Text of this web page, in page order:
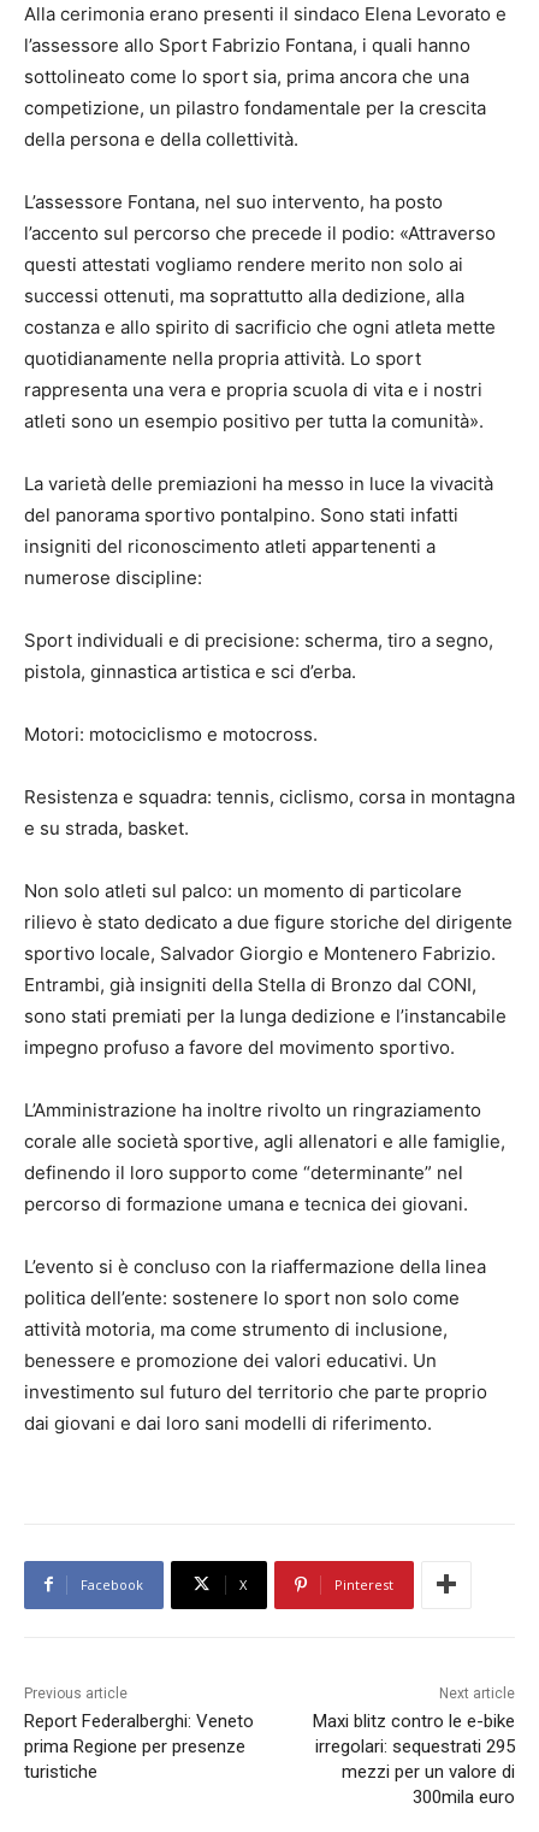
Alla cerimonia erano presenti il sindaco Elena Levorato e
l’assessore allo Sport Fabrizio Fontana, i quali hanno
sottolineato come lo sport sia, prima ancora che una
competizione, un pilastro fondamentale per la crescita
della persona e della collettività.
L’assessore Fontana, nel suo intervento, ha posto
l’accento sul percorso che precede il podio: «Attraverso
questi attestati vogliamo rendere merito non solo ai
successi ottenuti, ma soprattutto alla dedizione, alla
costanza e allo spirito di sacrificio che ogni atleta mette
quotidianamente nella propria attività. Lo sport
rappresenta una vera e propria scuola di vita e i nostri
atleti sono un esempio positivo per tutta la comunità».
La varietà delle premiazioni ha messo in luce la vivacità
del panorama sportivo pontalpino. Sono stati infatti
insigniti del riconoscimento atleti appartenenti a
numerose discipline:
Sport individuali e di precisione: scherma, tiro a segno,
pistola, ginnastica artistica e sci d’erba.
Motori: motociclismo e motocross.
Resistenza e squadra: tennis, ciclismo, corsa in montagna
e su strada, basket.
Non solo atleti sul palco: un momento di particolare
rilievo è stato dedicato a due figure storiche del dirigente
sportivo locale, Salvador Giorgio e Montenero Fabrizio.
Entrambi, già insigniti della Stella di Bronzo dal CONI,
sono stati premiati per la lunga dedizione e l’instancabile
impegno profuso a favore del movimento sportivo.
L’Amministrazione ha inoltre rivolto un ringraziamento
corale alle società sportive, agli allenatori e alle famiglie,
definendo il loro supporto come “determinante” nel
percorso di formazione umana e tecnica dei giovani.
L’evento si è concluso con la riaffermazione della linea
politica dell’ente: sostenere lo sport non solo come
attività motoria, ma come strumento di inclusione,
benessere e promozione dei valori educativi. Un
investimento sul futuro del territorio che parte proprio
dai giovani e dai loro sani modelli di riferimento.
Facebook X Pinterest
Previous article
Report Federalberghi: Veneto
prima Regione per presenze
turistiche
Next article
Maxi blitz contro le e-bike
irregolari: sequestrati 295
mezzi per un valore di
300mila euro